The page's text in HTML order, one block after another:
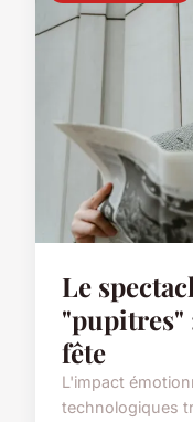
Le
"pupitres"
fête
L'impact
technologiques